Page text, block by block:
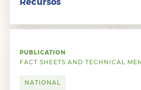
PUBLICATION
FACT SHEETS AND TECHNICAL
NATIONAL